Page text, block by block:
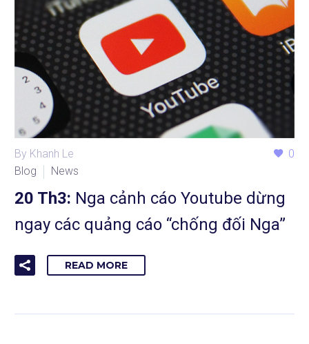
0
By Khanh Le
Blog
News
20 Th3: Nga cảnh cáo Youtube dừng
ngay các quảng cáo “chống đối Nga”
READ MORE